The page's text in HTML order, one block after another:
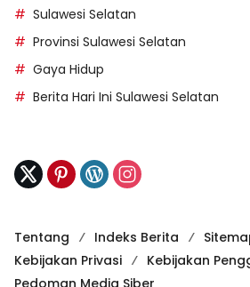
Sulawesi Selatan
Provinsi Sulawesi Selatan
Gaya Hidup
Berita Hari Ini Sulawesi Selatan
Tentang Indeks Berita
Kebijakan Privasi
Kebijakan
Pedoman Media Siber